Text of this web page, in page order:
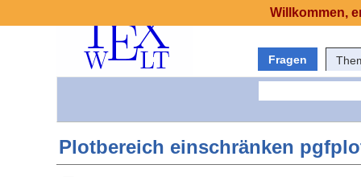
Fragen
Plotbereich einschränken
Willkommen,